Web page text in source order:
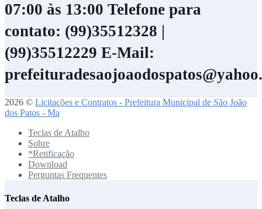
07:00 às 13:00 Telefone para
contato: (99)35512328 |
(99)35512229 E-Mail:
2026 © Licitações e Contratos - Prefeitura Municipal de São João
dos Patos - Ma
Teclas de Atalho
Sobre
*Retificação
Download
Perguntas Frequentes
Teclas de Atalho